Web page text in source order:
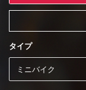
タイプ